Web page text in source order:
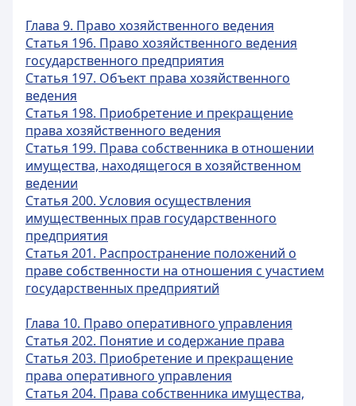
Глава 9. Право хозяйственного ведения
Статья 196. Право хозяйственного ведения
государственного предприятия
Статья 197. Объект права хозяйственного
ведения
Статья 198. Приобретение и прекращение
права хозяйственного ведения
Статья 199. Права собственника в отношении
имущества, находящегося в хозяйственном
ведении
Статья 200. Условия осуществления
имущественных прав государственного
предприятия
Статья 201. Распространение положений о
праве собственности на отношения с участием
государственных предприятий
Глава 10. Право оперативного управления
Статья 202. Понятие и содержание права
Статья 203. Приобретение и прекращение
права оперативного управления
Статья 204. Права собственника имущества,